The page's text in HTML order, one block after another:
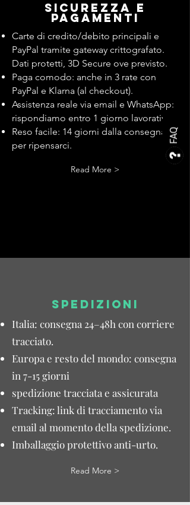
FAQ
Sicurezza e
pagamenti
Carte di credito/debito principali e
PayPal tramite gateway crittografato.
Dati protetti, 3D Secure ove previsto.
Paga comodo: anche in 3 rate con
PayPal e Klarna (al checkout).
Assistenza reale via email e WhatsApp:
rispondiamo entro 1 giorno lavorativo.
Reso facile: 14 giorni dalla consegna
per ripensarci.
Read More >
SPEDIZIONI
Italia: consegna 24–48h con corriere
tracciato.
Europa e resto del mondo: consegna
in 7-15 giorni
spedizione tracciata e assicurata
Tracking: link di tracciamento via
email al momento della spedizione.
Imballaggio protettivo anti-urto.
Read More >